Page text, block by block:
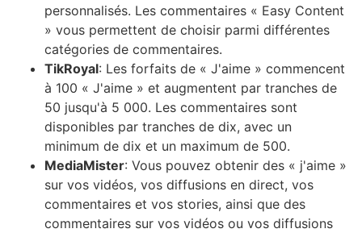
personnalisés. Les commentaires « Easy Content
» vous permettent de choisir parmi différentes
catégories de commentaires.
TikRoyal: Les forfaits de « J'aime » commencent
à 100 « J'aime » et augmentent par tranches de
50 jusqu'à 5 000. Les commentaires sont
disponibles par tranches de dix, avec un
minimum de dix et un maximum de 500.
MediaMister: Vous pouvez obtenir des « j'aime »
sur vos vidéos, vos diffusions en direct, vos
commentaires et vos stories, ainsi que des
commentaires sur vos vidéos ou vos diffusions